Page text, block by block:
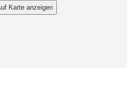
Garten in Kolding"
Karte anzeigen
Der Geografische Garten in Kolding on_map